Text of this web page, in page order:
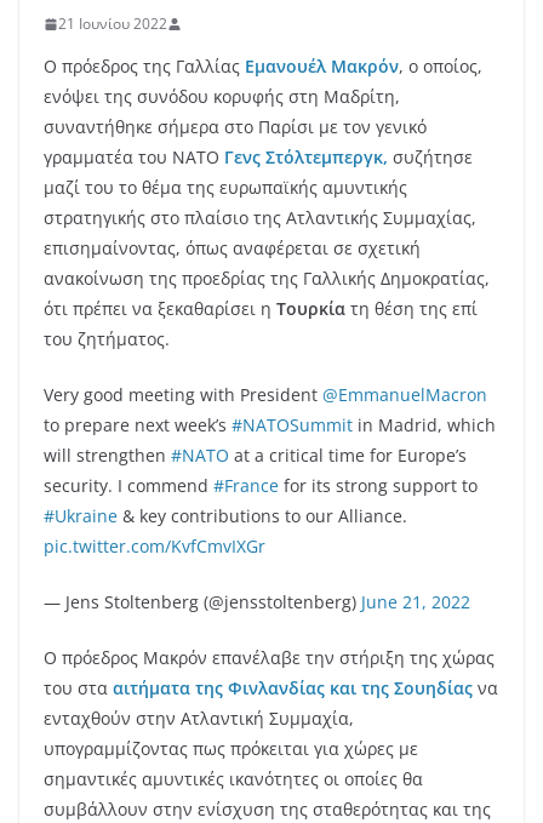
21 Ιουνίου 2022
Ο πρόεδρος της Γαλλίας Εμανουέλ Μακρόν, ο οποίος,
ενόψει της συνόδου κορυφής στη Μαδρίτη,
συναντήθηκε σήμερα στο Παρίσι με τον γενικό
γραμματέα του ΝΑΤΟ Γενς Στόλτεμπεργκ, συζήτησε
μαζί του το θέμα της ευρωπαϊκής αμυντικής
στρατηγικής στο πλαίσιο της Ατλαντικής Συμμαχίας,
επισημαίνοντας, όπως αναφέρεται σε σχετική
ανακοίνωση της προεδρίας της Γαλλικής Δημοκρατίας,
ότι πρέπει να ξεκαθαρίσει η Τουρκία τη θέση της επί
του ζητήματος.
Very good meeting with President @EmmanuelMacron
to prepare next week’s #NATOSummit in Madrid, which
will strengthen #NATO at a critical time for Europe’s
security. I commend #France for its strong support to
#Ukraine & key contributions to our Alliance.
pic.twitter.com/KvfCmvIXGr
— Jens Stoltenberg (@jensstoltenberg) June 21, 2022
Ο πρόεδρος Μακρόν επανέλαβε την στήριξη της χώρας
του στα αιτήματα της Φινλανδίας και της Σουηδίας να
ενταχθούν στην Ατλαντική Συμμαχία,
υπογραμμίζοντας πως πρόκειται για χώρες με
σημαντικές αμυντικές ικανότητες οι οποίες θα
συμβάλλουν στην ενίσχυση της σταθερότητας και της